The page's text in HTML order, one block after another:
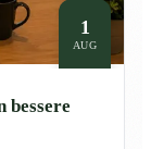
1
AUG
bessere